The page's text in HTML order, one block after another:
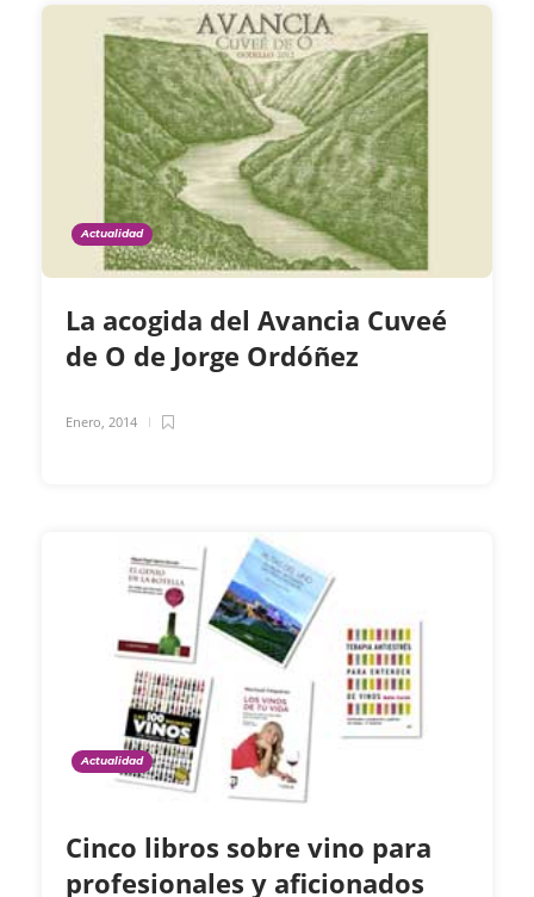
Actualidad
La acogida del Avancia Cuveé
de O de Jorge Ordóñez
Enero, 2014
Actualidad
Cinco libros sobre vino para
profesionales y aficionados